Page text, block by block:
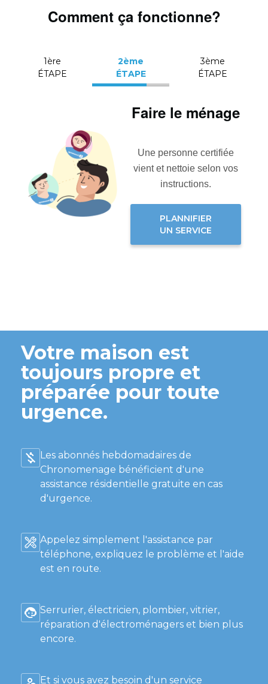
Comment ça fonctionne?
1ère
ÉTAPE
2ème
ÉTAPE
3ème
ÉTAPE
Faire le ménage
Une personne certifiée
vient et nettoie selon vos
instructions.
PLANNIFIER
UN SERVICE
Votre maison est
toujours propre et
préparée pour toute
urgence.
Les abonnés hebdomadaires de
Chronomenage bénéficient d'une
assistance résidentielle gratuite en cas
d'urgence.
Appelez simplement l'assistance par
téléphone, expliquez le problème et l'aide
est en route.
Serrurier, électricien, plombier, vitrier,
réparation d'électroménagers et bien plus
encore.
Et si vous avez besoin d'un service